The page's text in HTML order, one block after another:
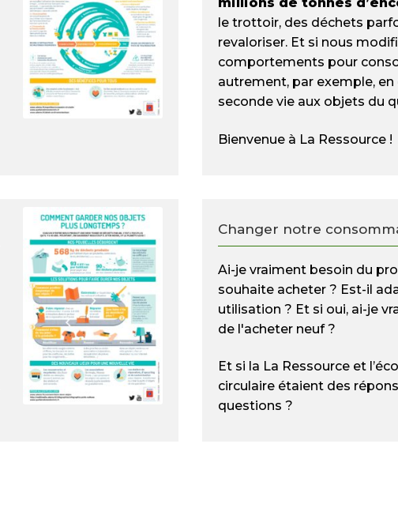
le trottoir, des déchets
revaloriser. Et si nous
comportements pour
autrement, par exemple,
seconde vie aux objets du
Bienvenue à La Ressource !
Changer notre
Ai-je vraiment besoin du
souhaite acheter ? Est-il
utilisation ? Et si oui, ai-je
de l'acheter neuf ?
Et si la La Ressource et
circulaire étaient des
questions ?